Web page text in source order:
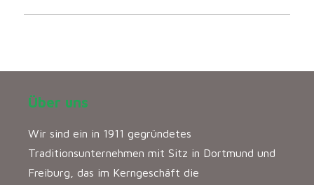
Über uns
Wir sind ein in 1911 gegründetes
Traditionsunternehmen mit Sitz in Dortmund und
Freiburg, das im Kerngeschäft die